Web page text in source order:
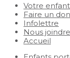
Votre
Faire un don
Infolettre
Nous joindre
Accueil